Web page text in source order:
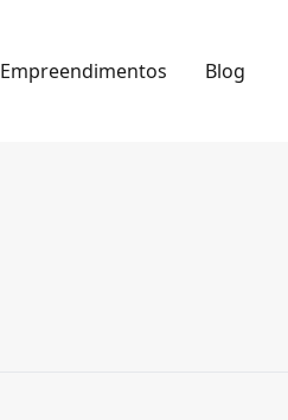
Empreendimentos Blog